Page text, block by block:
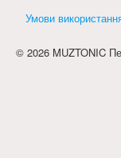
Умови
© 2026 MUZTONIC